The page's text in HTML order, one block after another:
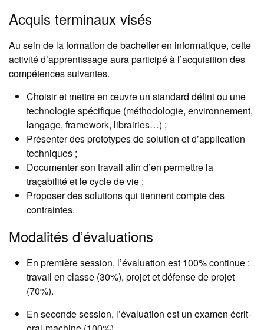
Acquis terminaux visés
Au sein de la formation de bachelier en informatique, cette
activité d’apprentissage aura participé à l’acquisition des
compétences suivantes.
Choisir et mettre en œuvre un standard défini ou une
technologie spécifique (méthodologie, environnement,
langage, framework, librairies…) ;
Présenter des prototypes de solution et d’application
techniques ;
Documenter son travail afin d’en permettre la
traçabilité et le cycle de vie ;
Proposer des solutions qui tiennent compte des
contraintes.
Modalités d’évaluations
En première session, l’évaluation est 100% continue :
travail en classe (30%), projet et défense de projet
(70%).
En seconde session, l’évaluation est un examen écrit-